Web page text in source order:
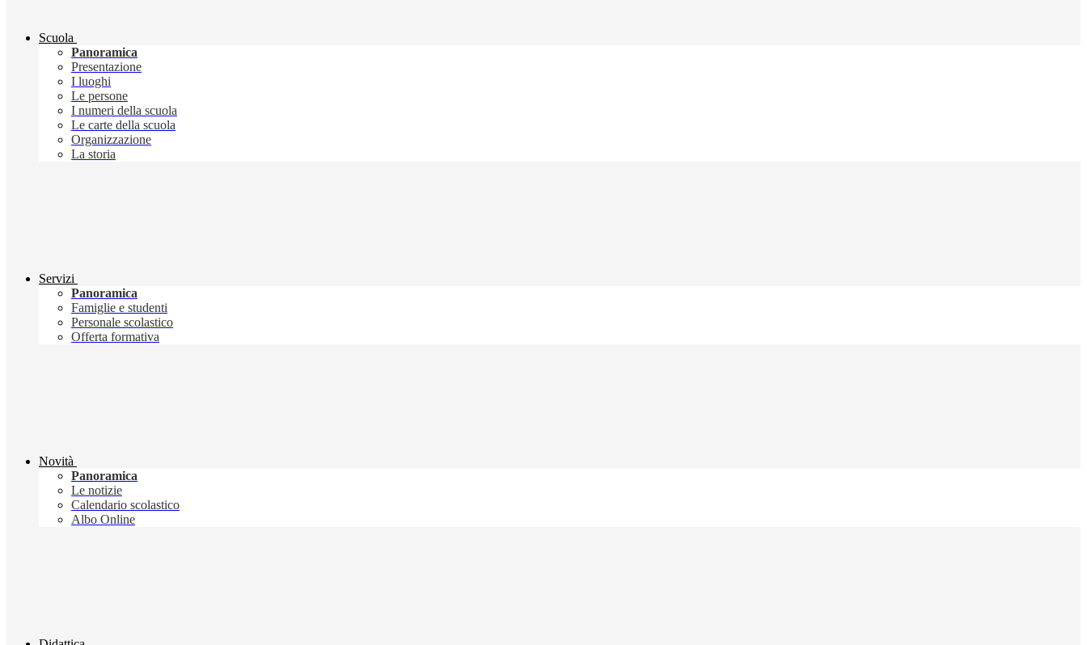
Scuola
Panoramica
Presentazione
I luoghi
Le persone
I numeri della scuola
Le carte della scuola
Organizzazione
La storia
Servizi
Panoramica
Famiglie e studenti
Personale scolastico
Offerta formativa
Novità
Panoramica
Le notizie
Calendario scolastico
Albo Online